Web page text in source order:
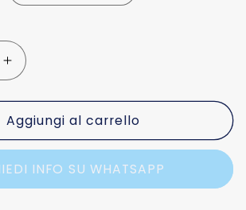
Aumenta
quantità
per
Bracciale
Perle
FW
Stella
Oro
Aggiungi al carrello
INFO SU WHATSAPP